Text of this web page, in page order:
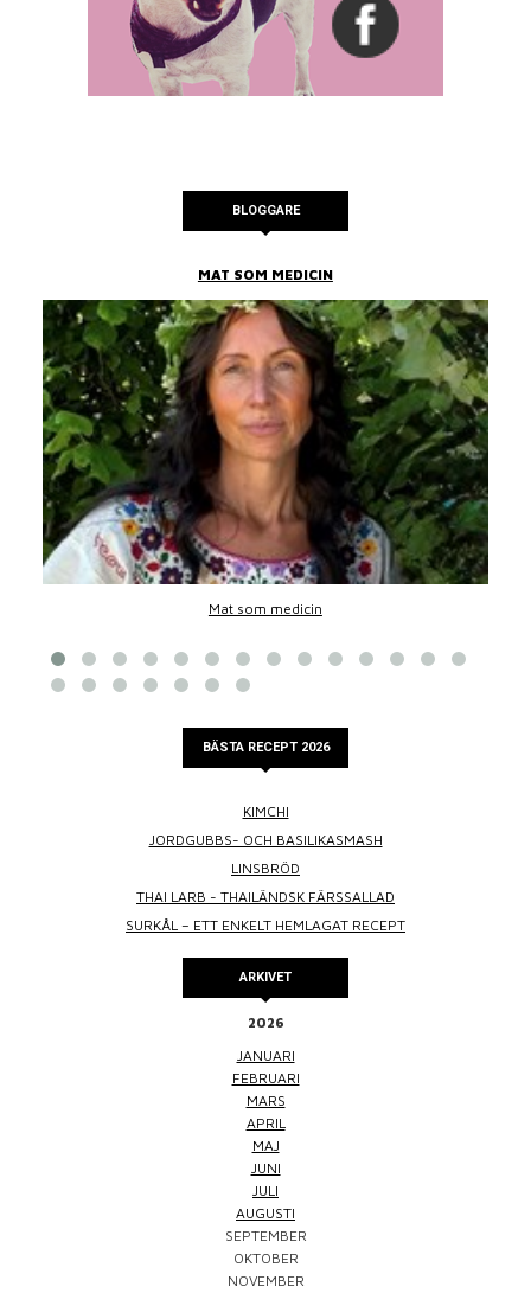
BLOGGARE
MAT SOM MEDICIN
Mat som medicin
BÄSTA RECEPT 2026
KIMCHI
JORDGUBBS- OCH BASILIKASMASH
LINSBRÖD
THAI LARB - THAILÄNDSK FÄRSSALLAD
SURKÅL – ETT ENKELT HEMLAGAT RECEPT
ARKIVET
2026
JANUARI
FEBRUARI
MARS
APRIL
MAJ
JUNI
JULI
AUGUSTI
SEPTEMBER
OKTOBER
NOVEMBER